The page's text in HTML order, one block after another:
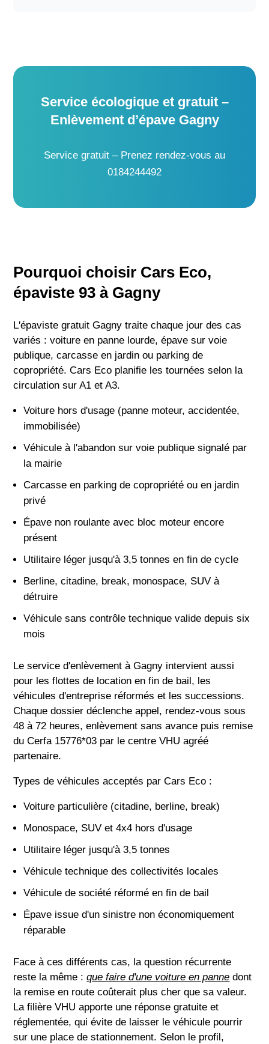
Service écologique et gratuit –
Enlèvement d’épave Gagny
Service gratuit – Prenez rendez-vous au
0184244492
Pourquoi choisir Cars Eco,
épaviste 93 à Gagny
L'épaviste gratuit Gagny traite chaque jour des cas
variés : voiture en panne lourde, épave sur voie
publique, carcasse en jardin ou parking de
copropriété. Cars Eco planifie les tournées selon la
circulation sur A1 et A3.
Voiture hors d'usage (panne moteur, accidentée,
immobilisée)
Véhicule à l'abandon sur voie publique signalé par
la mairie
Carcasse en parking de copropriété ou en jardin
privé
Épave non roulante avec bloc moteur encore
présent
Utilitaire léger jusqu'à 3,5 tonnes en fin de cycle
Berline, citadine, break, monospace, SUV à
détruire
Véhicule sans contrôle technique valide depuis six
mois
Le service d'enlèvement à Gagny intervient aussi
pour les flottes de location en fin de bail, les
véhicules d'entreprise réformés et les successions.
Chaque dossier déclenche appel, rendez-vous sous
48 à 72 heures, enlèvement sans avance puis remise
du Cerfa 15776*03 par le centre VHU agréé
partenaire.
Types de véhicules acceptés par Cars Eco :
Voiture particulière (citadine, berline, break)
Monospace, SUV et 4x4 hors d'usage
Utilitaire léger jusqu'à 3,5 tonnes
Véhicule technique des collectivités locales
Véhicule de société réformé en fin de bail
Épave issue d'un sinistre non économiquement
réparable
Face à ces différents cas, la question récurrente
reste la même :que faire d'une voiture en panne dont
la remise en route coûterait plus cher que sa valeur.
La filière VHU apporte une réponse gratuite et
réglementée, qui évite de laisser le véhicule pourrir
sur une place de stationnement. Selon le profil,